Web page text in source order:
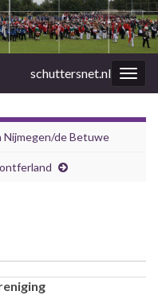
schuttersnet.nl
Nijmegen/de Betuwe